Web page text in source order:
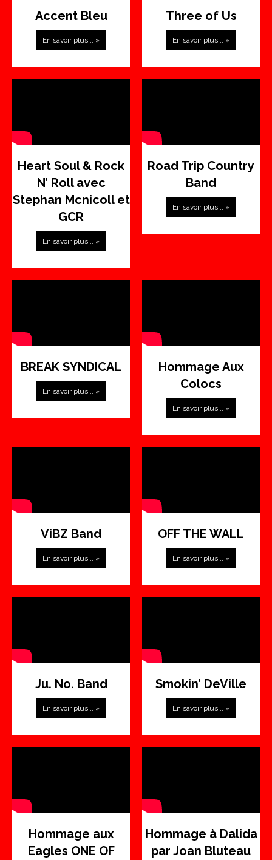
Accent Bleu
En savoir plus... »
Three of Us
En savoir plus... »
Heart Soul & Rock
N’ Roll avec
Stephan Mcnicoll et
GCR
En savoir plus... »
Road Trip Country
Band
En savoir plus... »
BREAK SYNDICAL
En savoir plus... »
Hommage Aux
Colocs
En savoir plus... »
ViBZ Band
En savoir plus... »
OFF THE WALL
En savoir plus... »
Ju. No. Band
En savoir plus... »
Smokin’ DeVille
En savoir plus... »
Hommage aux
Eagles ONE OF
Hommage à Dalida
par Joan Bluteau